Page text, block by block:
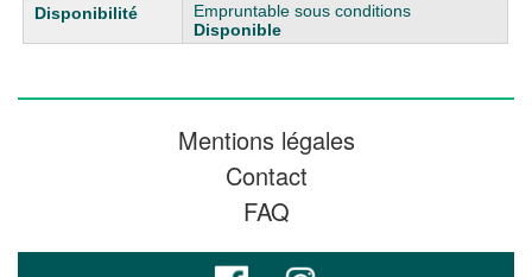
Empruntable sous conditions
Disponible
Mentions légales
Contact
FAQ